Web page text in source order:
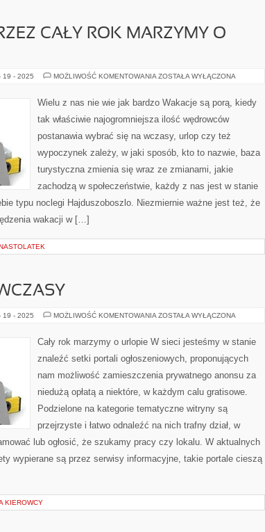
CAŁY ROK MARZYMY O
19 - 2025 MOŻLIWOŚĆ KOMENTOWANIA ZAZWYCZAJ
ROK
MARZYMY
URLOPIE
ZOSTAŁA WYŁĄCZONA
Wielu z nas nie wie jak bardzo Wakacje są porą, kiedy
tak właściwie najogromniejsza ilość wędrowców
postanawia wybrać się na wczasy, urlop czy też
wypoczynek zależy, w jaki sposób, kto to nazwie, baza
turystyczna zmienia się wraz ze zmianami, jakie
zachodzą w społeczeństwie, każdy z nas jest w stanie
typu noclegi Hajduszoboszlo. Niezmiernie ważne jest też, że
wakacji w […]
19 - 2025 MOŻLIWOŚĆ KOMENTOWANIA WYMARZONE
ZOSTAŁA WYŁĄCZONA
Cały rok marzymy o urlopie W sieci jesteśmy w stanie
znaleźć setki portali ogłoszeniowych, proponujących
nam możliwość zamieszczenia prywatnego anonsu za
niedużą opłatą a niektóre, w każdym calu gratisowe.
Podzielone na kategorie tematyczne witryny są
przejrzyste i łatwo odnaleźć na nich trafny dział, w
lub ogłosić, że szukamy pracy czy lokalu. W aktualnych
wypierane są przez serwisy informacyjne, takie portale cieszą
KIEROWCY